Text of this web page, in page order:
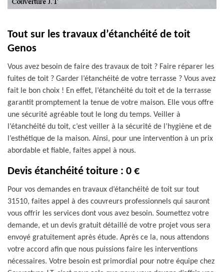
Tout sur les travaux d’étanchéité de toit
Genos
Vous avez besoin de faire des travaux de toit ? Faire réparer les
fuites de toit ? Garder l’étanchéité de votre terrasse ? Vous avez
fait le bon choix ! En effet, l’étanchéité du toit et de la terrasse
garantit promptement la tenue de votre maison. Elle vous offre
une sécurité agréable tout le long du temps. Veiller à
l’étanchéité du toit, c’est veiller à la sécurité de l’hygiène et de
l’esthétique de la maison. Ainsi, pour une intervention à un prix
abordable et fiable, faites appel à nous.
Devis étanchéité toiture : 0 €
Pour vos demandes en travaux d’étanchéité de toit sur tout
31510, faites appel à des couvreurs professionnels qui sauront
vous offrir les services dont vous avez besoin. Soumettez votre
demande, et un devis gratuit détaillé de votre projet vous sera
envoyé gratuitement après étude. Après ce la, nous attendons
votre accord afin que nous puissions faire les interventions
nécessaires. Votre besoin est primordial pour notre équipe chez